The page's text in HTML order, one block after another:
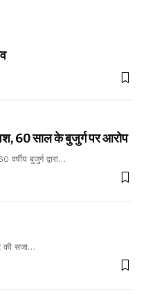
60 साल के बुजुर्ग पर आरोप
वर्षीय बुजुर्ग द्वारा…
की सजा…